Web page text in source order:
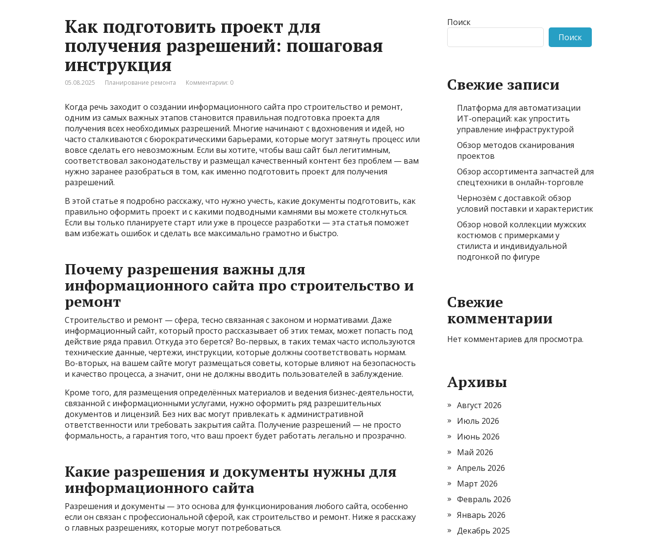
Как подготовить проект для
получения разрешений: пошаговая
инструкция
05.08.2025 Планирование ремонта Комментарии: 0
Когда речь заходит о создании информационного сайта про строительство и ремонт,
одним из самых важных этапов становится правильная подготовка проекта для
получения всех необходимых разрешений. Многие начинают с вдохновения и идей, но
часто сталкиваются с бюрократическими барьерами, которые могут затянуть процесс или
вовсе сделать его невозможным. Если вы хотите, чтобы ваш сайт был легитимным,
соответствовал законодательству и размещал качественный контент без проблем — вам
нужно заранее разобраться в том, как именно подготовить проект для получения
разрешений.
В этой статье я подробно расскажу, что нужно учесть, какие документы подготовить, как
правильно оформить проект и с какими подводными камнями вы можете столкнуться.
Если вы только планируете старт или уже в процессе разработки — эта статья поможет
вам избежать ошибок и сделать все максимально грамотно и быстро.
Почему разрешения важны для
информационного сайта про строительство и
ремонт
Строительство и ремонт — сфера, тесно связанная с законом и нормативами. Даже
информационный сайт, который просто рассказывает об этих темах, может попасть под
действие ряда правил. Откуда это берется? Во-первых, в таких темах часто используются
технические данные, чертежи, инструкции, которые должны соответствовать нормам.
Во-вторых, на вашем сайте могут размещаться советы, которые влияют на безопасность
и качество процесса, а значит, они не должны вводить пользователей в заблуждение.
Кроме того, для размещения определённых материалов и ведения бизнес-деятельности,
связанной с информационными услугами, нужно оформить ряд разрешительных
документов и лицензий. Без них вас могут привлекать к административной
ответственности или требовать закрытия сайта. Получение разрешений — не просто
формальность, а гарантия того, что ваш проект будет работать легально и прозрачно.
Какие разрешения и документы нужны для
информационного сайта
Разрешения и документы — это основа для функционирования любого сайта, особенно
если он связан с профессиональной сферой, как строительство и ремонт. Ниже я расскажу
о главных разрешениях, которые могут потребоваться.
Поиск
Поиск
Свежие записи
Платформа для автоматизации
ИТ-операций: как упростить
управление инфраструктурой
Обзор методов сканирования
проектов
Обзор ассортимента запчастей для
спецтехники в онлайн-торговле
Чернозём с доставкой: обзор
условий поставки и характеристик
Обзор новой коллекции мужских
костюмов с примерками у
стилиста и индивидуальной
подгонкой по фигуре
Свежие
комментарии
Нет комментариев для просмотра.
Архивы
Август 2026
Июль 2026
Июнь 2026
Май 2026
Апрель 2026
Март 2026
Февраль 2026
Январь 2026
Декабрь 2025